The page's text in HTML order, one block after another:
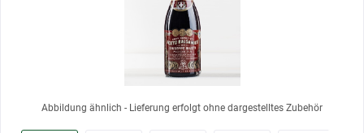
Abbildung ähnlich - Lieferung erfolgt ohne dargestelltes Zubehör